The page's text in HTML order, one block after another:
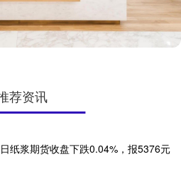
荐资讯
纸浆期货收盘下跌0.04%，报5376元